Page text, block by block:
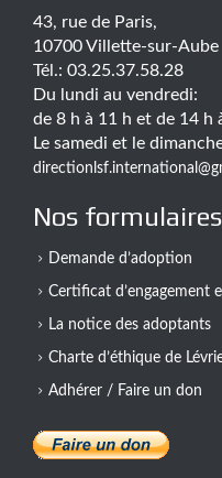
43, rue de Paris,
10700 Villette-sur-Aube
Tél.: 03.25.37.58.28
Du lundi au vendredi:
de 8 h à 11 h et de 14 h
Le samedi et le
Nos formulaires
Demande d’adoption
Certificat d’engagement
La notice des adoptants
Charte d’éthique de
Adhérer / Faire un don